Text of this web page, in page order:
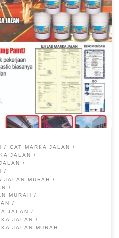
Marka Jalan, Harga Cat
Murah, Jual Cat Marka Jalan
Jalan Pembuatan Garis Cat
Rambu – Cat marka jalan
marka jalan yang terdiri dari
CAT MARKA JALAN
JALAN
JALAN MURAH
MURAH
JALAN
JALAN
JALAN MURAH